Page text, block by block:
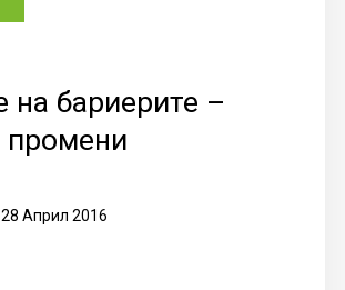
бариерите –
Април 2016